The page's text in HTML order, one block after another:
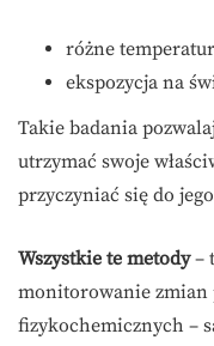
różne
ekspozycja na
Takie badania
utrzymać swoje
przyczyniać się do
Wszystkie te metody–
monitorowanie zmian
fizykochemicznych –